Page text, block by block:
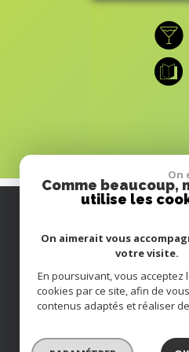
© 2026 | Tous droits
Plan du site
On
Comme beaucoup,
utilise les
On aimerait vous
votre visite.
En poursuivant, vous acceptez
cookies par ce site, afin de
contenus adaptés et réaliser